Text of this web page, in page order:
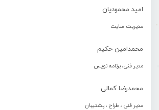
امید محمودیان
مدیریت سایت
محمدامین حکیم
مدیر فنی، برنامه نویس
محمدرضا کمالی
مدیر فنی ، طراح ، پشتیبان